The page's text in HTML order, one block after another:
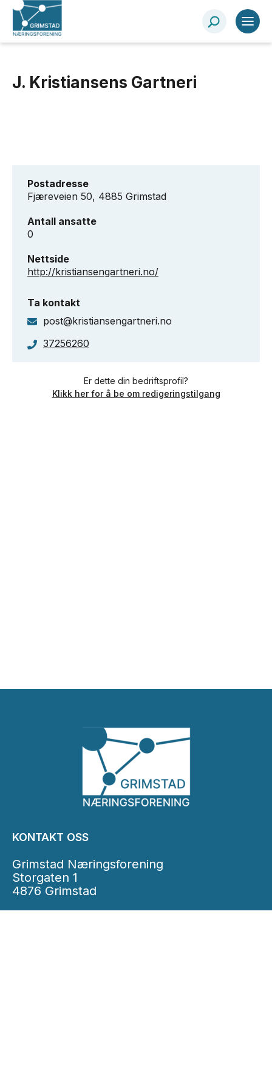
J. Kristiansens Gartneri
Postadresse
Fjæreveien 50, 4885 Grimstad
Antall ansatte
0
Nettside
http://kristiansengartneri.no/
Ta kontakt
post@kristiansengartneri.no
37256260
Er dette din bedriftsprofil?
Klikk her for å be om redigeringstilgang
KONTAKT OSS
Grimstad Næringsforening
Storgaten 1
4876 Grimstad